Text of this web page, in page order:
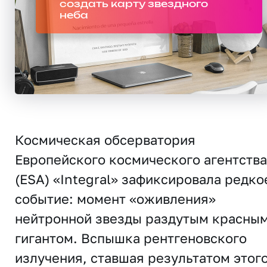
создать карту звездного
неба
Космическая обсерватория
Европейского космического агентства
(ESA) «Integral» зафиксировала
событие: момент «оживления»
нейтронной звезды раздутым
гигантом. Вспышка рентгеновского
излучения, ставшая результатом